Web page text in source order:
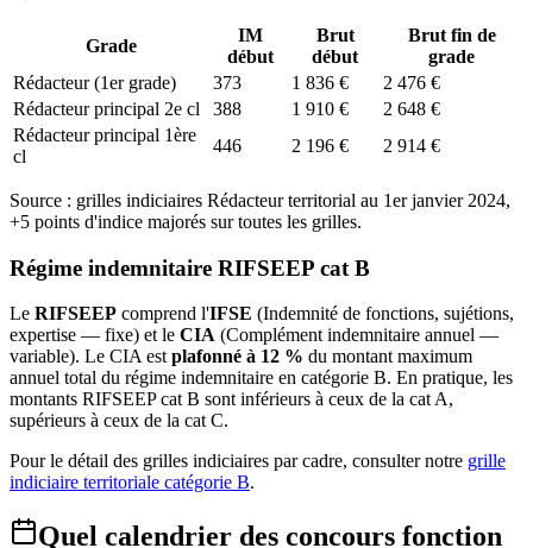
Grade
IM
début
Brut
début
Brut fin de
grade
Rédacteur (1er grade)
373 1 836 €
2 476 €
Rédacteur principal 2e cl
388 1 910 €
2 648 €
Rédacteur principal 1ère
cl
446 2 196 € 2 914 €
Source : grilles indiciaires Rédacteur territorial au 1er janvier 2024,
+5 points d'indice majorés sur toutes les grilles.
Régime indemnitaire RIFSEEP cat B
Le RIFSEEP comprend l'IFSE (Indemnité de fonctions, sujétions,
expertise — fixe) et le CIA (Complément indemnitaire annuel —
variable). Le CIA est plafonné à 12 % du montant maximum
annuel total du régime indemnitaire en catégorie B. En pratique, les
montants RIFSEEP cat B sont inférieurs à ceux de la cat A,
supérieurs à ceux de la cat C.
Pour le détail des grilles indiciaires par cadre, consulter notre grille
indiciaire territoriale catégorie B.
Quel calendrier des concours fonction